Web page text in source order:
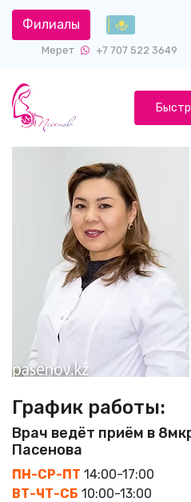
Филиалы
Мерет +7 707 522 3649
График работы:
Врач ведёт приём в
Пасенова
ПН-СР-ПТ 14:00-17:00
ВТ-ЧТ-СБ 10:00-13:00